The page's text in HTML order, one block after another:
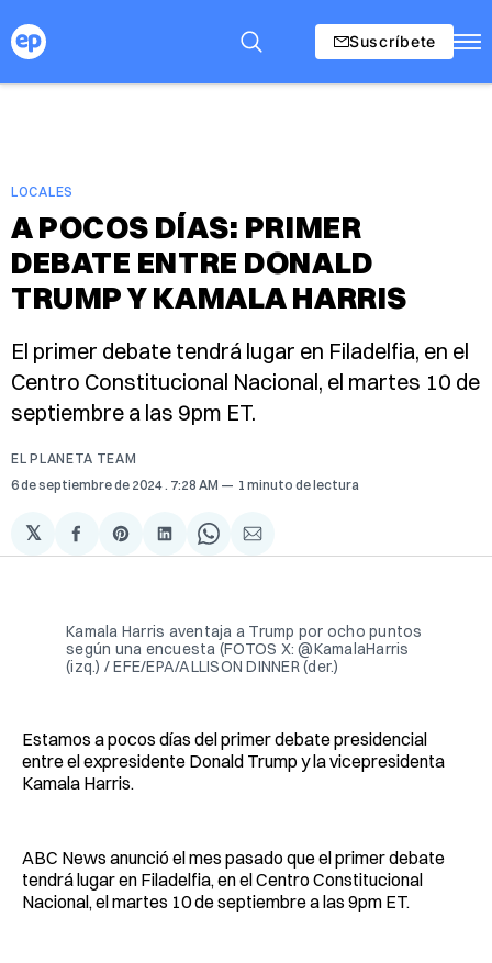
Suscríbete
LOCALES
A POCOS DÍAS: PRIMER
DEBATE ENTRE DONALD
TRUMP Y KAMALA HARRIS
El primer debate tendrá lugar en Filadelfia, en el
Centro Constitucional Nacional, el martes 10 de
septiembre a las 9pm ET.
EL PLANETA TEAM
6 de septiembre de 2024 . 7:28 AM 1 minuto de lectura
𝕏
Compartir
en
Share
on
Compartir
en
Share
on
Compartir
via
Kamala Harris aventaja a Trump por ocho puntos
según una encuesta (FOTOS X: @KamalaHarris
(izq.) / EFE/EPA/ALLISON DINNER (der.)
Estamos a pocos días del primer debate presidencial
entre el expresidente Donald Trump y la vicepresidenta
Kamala Harris.
ABC News anunció el mes pasado que el primer debate
tendrá lugar en Filadelfia, en el Centro Constitucional
Nacional, el martes 10 de septiembre a las 9pm ET.